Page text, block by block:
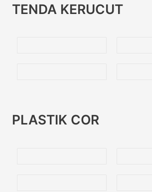
TENDA KERUCUT
PLASTIK COR